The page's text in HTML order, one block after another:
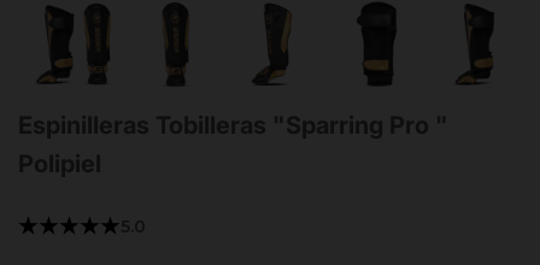
Espinilleras Tobilleras "Sparring Pro "
Polipiel
★★★★★5.0